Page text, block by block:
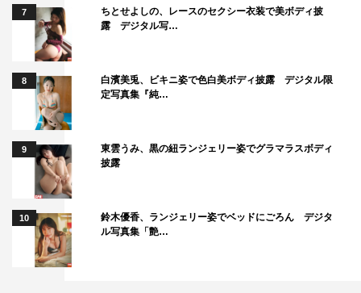
7
ちとせよしの、レースのセクシー衣装で美ボディ披
露 デジタル写…
8
白濱美兎、ビキニ姿で色白美ボディ披露 デジタル限
定写真集『純…
9
東雲うみ、黒の紐ランジェリー姿でグラマラスボディ
披露
10
鈴木優香、ランジェリー姿でベッドにごろん デジタ
ル写真集「艶…